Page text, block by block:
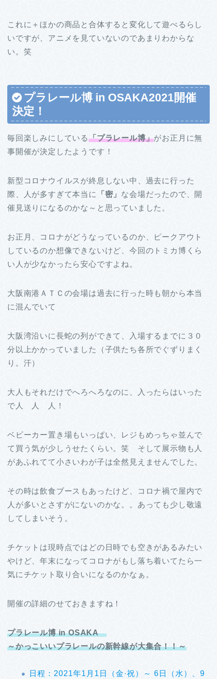
これに＋ほかの商品と合体すると変化して遊べるらし
いですが、アニメを見ていないのであまりわからな
い。笑
プラレール博 in OSAKA2021開催
決定！
毎回楽しみにしている「プラレール博」がお正月に無
事開催が決定したようです！
新型コロナウイルスが終息しない中、過去に行った
際、人が多すぎて本当に
「密」 な会場だったので、開
催見送りになるのかな～と思っていました。
お正月、コロナがどうなっているのか、ピークアウト
しているのか想像できないけど、今回のトミカ博くら
い人が少なかったら安心ですよね。
大阪南港ＡＴＣの会場は過去に行った時も朝から本当
に混んでいて
大阪湾沿いに長蛇の列ができて、入場するまでに３０
分以上かかっていました（子供たち各所でぐずりまく
り。汗）
大人もそれだけでへろへろなのに、入ったらはいった
で人 人 人！
ベビーカー置き場もいっぱい、レジもめっちゃ並んで
て買う気が少しうせたくらい。笑 そして展示物も人
があふれてて小さいわが子は全然見えませんでした。
その時は飲食ブースもあったけど、コロナ禍で屋内で
人が多いとさすがにないのかな。。あっても少し敬遠
してしまいそう。
チケットは現時点ではどの日時でも空きがあるみたい
やけど、年末になってコロナがもし落ち着いてたら一
気にチケット取り合いになるのかなぁ。
開催の詳細のせておきますね！
プラレール博 in OSAKA
～かっこいいプラレールの新幹線が大集合！！～
日程：2021年1月1日（金·祝）～ 6日（水）、9